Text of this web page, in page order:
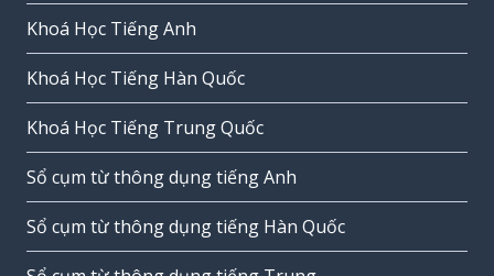
Khoá Học Tiếng Anh
Khoá Học Tiếng Hàn Quốc
Khoá Học Tiếng Trung Quốc
Sổ cụm từ thông dụng tiếng Anh
Sổ cụm từ thông dụng tiếng Hàn Quốc